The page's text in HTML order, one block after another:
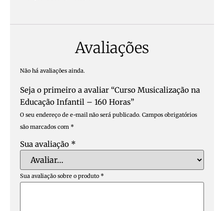
Avaliações
Não há avaliações ainda.
Seja o primeiro a avaliar “Curso Musicalização na
Educação Infantil – 160 Horas”
O seu endereço de e-mail não será publicado. Campos obrigatórios
são marcados com *
Sua avaliação *
Sua avaliação sobre o produto *